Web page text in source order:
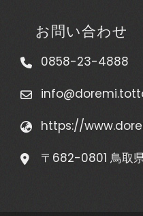
お問い合わせ
0858-23-4888
https://
〒682-0801 鳥取